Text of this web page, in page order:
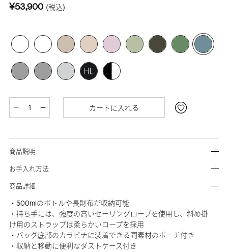
¥53,900 (税込)
カートに入れる
商品説明
お手入れ方法
商品詳細
・500mlのボトルや長財布が収納可能
・持ち手には、強度の高いセーリングロープを使用し、斜め掛
け用のストラップは柔らかいロープを採用
・バッグ底部のカラビナに装着できる同素材のポーチ付き
・収納と移動に便利なダストケース付き